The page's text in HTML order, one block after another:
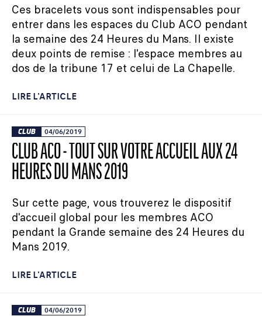
Ces bracelets vous sont indispensables pour
entrer dans les espaces du Club ACO pendant
la semaine des 24 Heures du Mans. Il existe
deux points de remise : l'espace membres au
dos de la tribune 17 et celui de La Chapelle.
LIRE L'ARTICLE
CLUB 04/06/2019
CLUB ACO - TOUT SUR VOTRE ACCUEIL AUX 24
HEURES DU MANS 2019
Sur cette page, vous trouverez le dispositif
d'accueil global pour les membres ACO
pendant la Grande semaine des 24 Heures du
Mans 2019.
LIRE L'ARTICLE
CLUB 04/06/2019